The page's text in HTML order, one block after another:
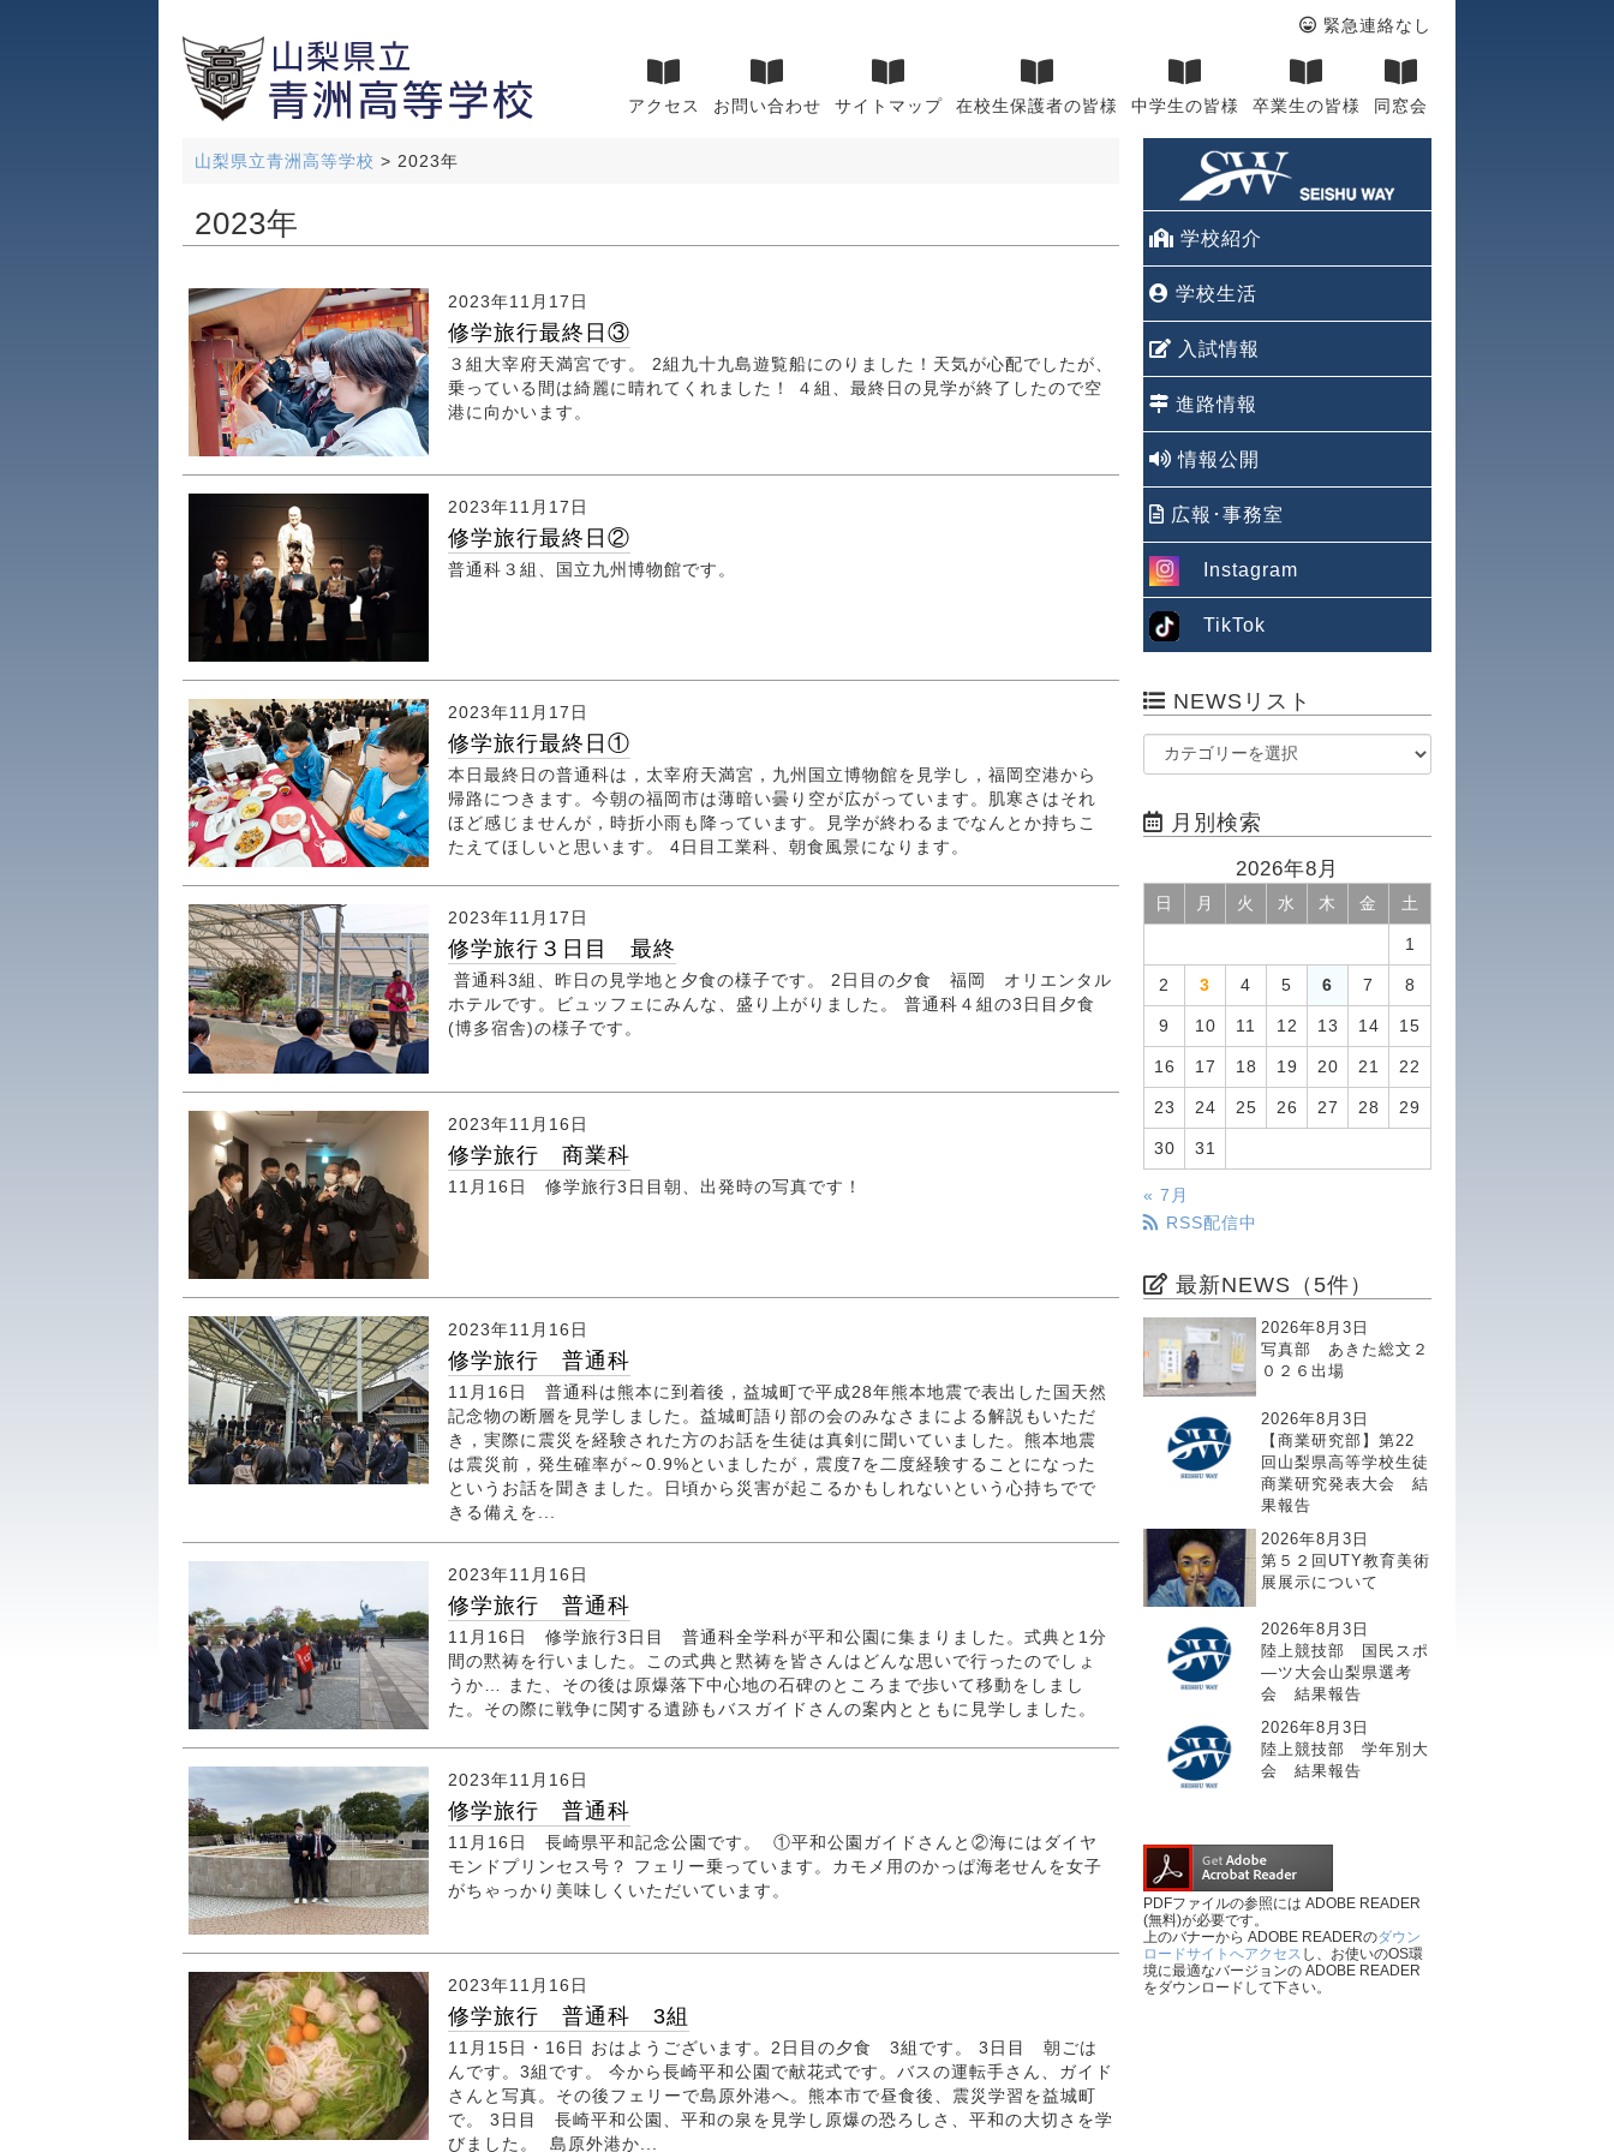
緊急連絡なし
アクセス お問い合わせ サイトマップ 在校生保護者の皆様 中学生の皆様 卒業生の皆様 同窓会
山梨県立青洲高等学校 > 2023年
2023年
2023年11月17日
修学旅行最終日③
３組大宰府天満宮です。 2組九十九島遊覧船にのりました！天気が心配でしたが、
乗っている間は綺麗に晴れてくれました！ ４組、最終日の見学が終了したので空
港に向かいます。
2023年11月17日
修学旅行最終日②
普通科３組、国立九州博物館です。
2023年11月17日
修学旅行最終日①
本日最終日の普通科は，太宰府天満宮，九州国立博物館を見学し，福岡空港から
帰路につきます。今朝の福岡市は薄暗い曇り空が広がっています。肌寒さはそれ
ほど感じませんが，時折小雨も降っています。見学が終わるまでなんとか持ちこ
たえてほしいと思います。 4日目工業科、朝食風景になります。
2023年11月17日
修学旅行３日目 最終
普通科3組、昨日の見学地と夕食の様子です。 2日目の夕食 福岡 オリエンタル
ホテルです。ビュッフェにみんな、盛り上がりました。 普通科４組の3日目夕食
(博多宿舎)の様子です。
2023年11月16日
修学旅行 商業科
11月16日 修学旅行3日目朝、出発時の写真です！
2023年11月16日
修学旅行 普通科
11月16日 普通科は熊本に到着後，益城町で平成28年熊本地震で表出した国天然
記念物の断層を見学しました。益城町語り部の会のみなさまによる解説もいただ
き，実際に震災を経験された方のお話を生徒は真剣に聞いていました。熊本地震
は震災前，発生確率が～0.9%といましたが，震度7を二度経験することになった
というお話を聞きました。日頃から災害が起こるかもしれないという心持ちでで
きる備えを...
2023年11月16日
修学旅行 普通科
11月16日 修学旅行3日目 普通科全学科が平和公園に集まりました。式典と1分
間の黙祷を行いました。この式典と黙祷を皆さんはどんな思いで行ったのでしょ
うか… また、その後は原爆落下中心地の石碑のところまで歩いて移動をしまし
た。その際に戦争に関する遺跡もバスガイドさんの案内とともに見学しました。
2023年11月16日
修学旅行 普通科
11月16日 長崎県平和記念公園です。 ①平和公園ガイドさんと②海にはダイヤ
モンドプリンセス号？ フェリー乗っています。カモメ用のかっぱ海老せんを女子
がちゃっかり美味しくいただいています。
2023年11月16日
修学旅行 普通科 3組
11月15日・16日 おはようございます。2日目の夕食 3組です。 3日目 朝ごは
んです。3組です。 今から長崎平和公園で献花式です。バスの運転手さん、ガイド
さんと写真。その後フェリーで島原外港へ。熊本市で昼食後、震災学習を益城町
で。 3日目 長崎平和公園、平和の泉を見学し原爆の恐ろしさ、平和の大切さを学
びました。 島原外港か...
学校紹介
学校生活
入試情報
進路情報
情報公開
広報･事務室
Instagram
TikTok
NEWSリスト
月別検索
2026年8月
日 月 火 水 木 金 土
1
2 3 4 5 6 7 8
9 10 11 12 13 14 15
16 17 18 19 20 21 22
23 24 25 26 27 28 29
30 31
« 7月
RSS配信中
最新NEWS（5件）
2026年8月3日
写真部 あきた総文２
０２６出場
2026年8月3日
【商業研究部】第22
回山梨県高等学校生徒
商業研究発表大会 結
果報告
2026年8月3日
第５２回UTY教育美術
展展示について
2026年8月3日
陸上競技部 国民スポ
―ツ大会山梨県選考
会 結果報告
2026年8月3日
陸上競技部 学年別大
会 結果報告
PDFファイルの参照には ADOBE READER
(無料)が必要です。
上のバナーから ADOBE READERのダウン
ロードサイトへアクセス し、お使いのOS環
境に最適なバージョンの ADOBE READER
をダウンロードして下さい。